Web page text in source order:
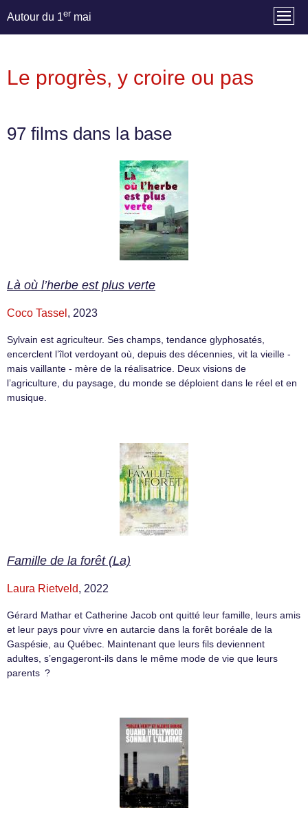
Autour du 1er mai
Le progrès, y croire ou pas
97 films dans la base
Là où l’herbe est plus verte
Coco Tassel , 2023
Sylvain est agriculteur. Ses champs, tendance glyphosatés,
encerclent l’îlot verdoyant où, depuis des décennies, vit la vieille -
mais vaillante - mère de la réalisatrice. Deux visions de
l’agriculture, du paysage, du monde se déploient dans le réel et en
musique.
Famille de la forêt (La)
Laura Rietveld, 2022
Gérard Mathar et Catherine Jacob ont quitté leur famille, leurs amis
et leur pays pour vivre en autarcie dans la forêt boréale de la
Gaspésie, au Québec. Maintenant que leurs fils deviennent
adultes, s’engageront-ils dans le même mode de vie que leurs
parents ?